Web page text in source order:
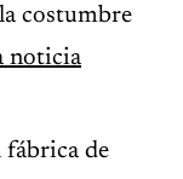
costumbre
noticia
fábrica de